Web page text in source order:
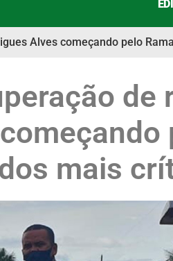
Alves começando pelo
de
mais